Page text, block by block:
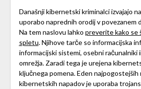
Današnji kibernetski kriminalci izvajajo
uporabo naprednih orodij v povezanem
Na tem naslovu lahko preverite kako se
spletu. Njihove tarče so informacijska
informacijski sistemi, osebni računalniki
omrežja. Zaradi tega je urejena
ključnega pomena. Eden najpogostejših
kibernetskih napadov je uporaba